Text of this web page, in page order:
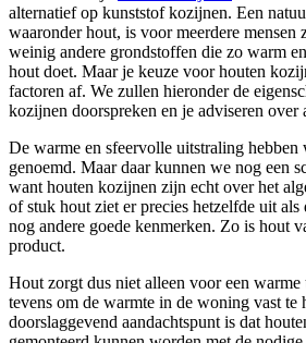
alternatief op kunststof kozijnen. Een
waaronder hout, is voor meerdere mensen
weinig andere grondstoffen die zo warm
hout doet. Maar je keuze voor houten
factoren af. We zullen hieronder de
kozijnen doorspreken en je adviseren over
De warme en sfeervolle uitstraling hebben
genoemd. Maar daar kunnen we nog een
want houten kozijnen zijn echt over het
of stuk hout ziet er precies hetzelfde uit als
nog andere goede kenmerken. Zo is hout
product.
Hout zorgt dus niet alleen voor een
tevens om de warmte in de woning vast te
doorslaggevend aandachtspunt is dat